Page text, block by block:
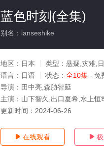
蓝色时刻(全集)
别名：lanseshike
地区： 日本 类型： 悬疑,灾难,
语言： 日语 状态： 全10集 - 免
导演： 田中亮,森胁智延
主演： 山下智久,出口夏希,水上
更新时间： 2024-06-26
 在线观看 